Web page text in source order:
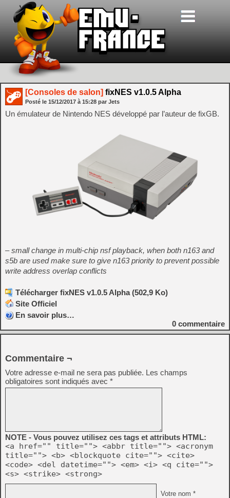
[Consoles de salon] fixNES v1.0.5 Alpha
Posté le 15/12/2017 à 15:28 par Jets
Un émulateur de Nintendo NES développé par l’auteur de fixGB.
– small change in multi-chip nsf playback, when both n163 and
s5b are used make sure to give n163 priority to prevent possible
write address overlap conflicts
Télécharger fixNES v1.0.5 Alpha (502,9 Ko)
Site Officiel
En savoir plus…
0 commentaire
Commentaire ¬
Votre adresse e-mail ne sera pas publiée. Les champs
obligatoires sont indiqués avec *
NOTE - Vous pouvez utilisez ces tags et attributs HTML:
<a href="" title=""> <abbr title=""> <acronym
title=""> <b> <blockquote cite=""> <cite>
<code> <del datetime=""> <em> <i> <q cite="">
<s> <strike> <strong>
Votre nom *